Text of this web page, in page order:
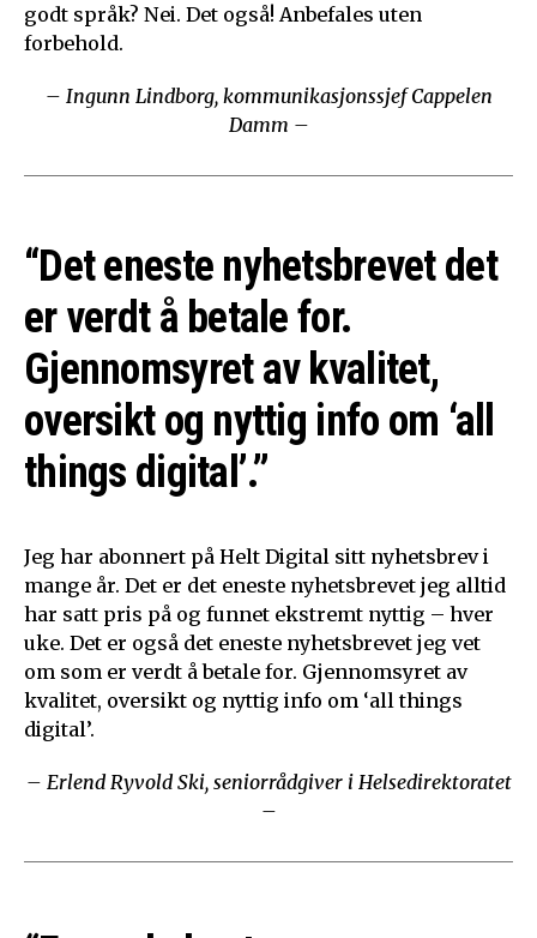
godt språk? Nei. Det også! Anbefales uten
forbehold.
– Ingunn Lindborg, kommunikasjonssjef Cappelen
Damm –
“Det eneste nyhetsbrevet det
er verdt å betale for.
Gjennomsyret av kvalitet,
oversikt og nyttig info om ‘all
things digital’.”
Jeg har abonnert på Helt Digital sitt nyhetsbrev i
mange år. Det er det eneste nyhetsbrevet jeg alltid
har satt pris på og funnet ekstremt nyttig – hver
uke. Det er også det eneste nyhetsbrevet jeg vet
om som er verdt å betale for. Gjennomsyret av
kvalitet, oversikt og nyttig info om ‘all things
digital’.
– Erlend Ryvold Ski, seniorrådgiver i Helsedirektoratet
–